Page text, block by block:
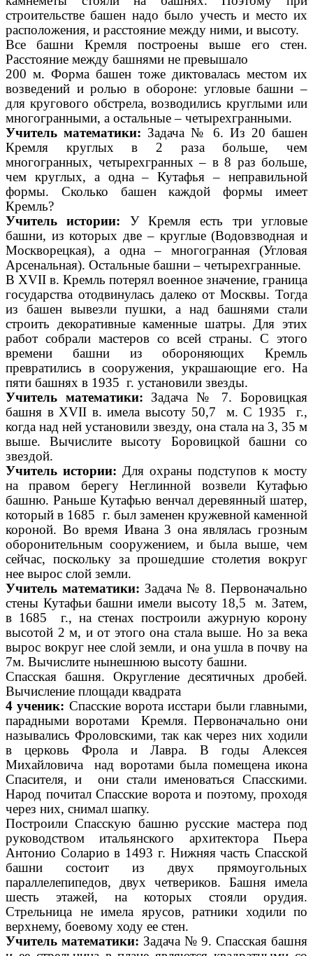
строительстве башен надо было учесть и место их
расположения, и расстояние между ними, и высоту.
Все башни Кремля построены выше его стен.
Расстояние между башнями не превышало
200 м. Форма башен тоже диктовалась местом их
возведений и ролью в обороне: угловые башни –
для кругового обстрела, возводились круглыми или
многогранными, а остальные – четырехгранными.
Учитель математики: Задача № 6. Из 20 башен
Кремля круглых в 2 раза больше, чем
многогранных, четырехгранных – в 8 раз больше,
чем круглых, а одна – Кутафья – неправильной
формы. Сколько башен каждой формы имеет
Кремль?
Учитель истории: У Кремля есть три угловые
башни, из которых две – круглые (Водовзводная и
Москворецкая), а одна – многогранная (Угловая
Арсенальная). Остальные башни – четырехгранные.
В XVII в. Кремль потерял военное значение, граница
государства отодвинулась далеко от Москвы. Тогда
из башен вывезли пушки, а над башнями стали
строить декоративные каменные шатры. Для этих
работ собрали мастеров со всей страны. С этого
времени башни из обороняющих Кремль
превратились в сооружения, украшающие его. На
пяти башнях в 1935 г. установили звезды.
Учитель математики: Задача № 7. Боровицкая
башня в XVII в. имела высоту 50,7 м. С 1935 г.,
когда над ней установили звезду, она стала на 3, 35 м
выше. Вычислите высоту Боровицкой башни со
звездой.
Учитель истории: Для охраны подступов к мосту
на правом берегу Неглинной возвели Кутафью
башню. Раньше Кутафью венчал деревянный шатер,
который в 1685 г. был заменен кружевной каменной
короной. Во время Ивана 3 она являлась грозным
оборонительным сооружением, и была выше, чем
сейчас, поскольку за прошедшие столетия вокруг
нее вырос слой земли.
Учитель математики: Задача № 8. Первоначально
стены Кутафьи башни имели высоту 18,5 м. Затем,
в 1685 г., на стенах построили ажурную корону
высотой 2 м, и от этого она стала выше. Но за века
вырос вокруг нее слой земли, и она ушла в почву на
7м. Вычислите нынешнюю высоту башни.
Спасская башня. Округление десятичных дробей.
Вычисление площади квадрата
4 ученик: Спасские ворота исстари были главными,
парадными воротами Кремля. Первоначально они
назывались Фроловскими, так как через них ходили
в церковь Фрола и Лавра. В годы Алексея
Михайловича над воротами была помещена икона
Спасителя, и они стали именоваться Спасскими.
Народ почитал Спасские ворота и поэтому, проходя
через них, снимал шапку.
Построили Спасскую башню русские мастера под
руководством итальянского архитектора Пьера
Антонио Соларио в 1493 г. Нижняя часть Спасской
башни состоит из двух прямоугольных
параллелепипедов, двух четвериков. Башня имела
шесть этажей, на которых стояли орудия.
Стрельница не имела ярусов, ратники ходили по
верхнему, боевому ходу ее стен.
Учитель математики: Задача № 9. Спасская башня